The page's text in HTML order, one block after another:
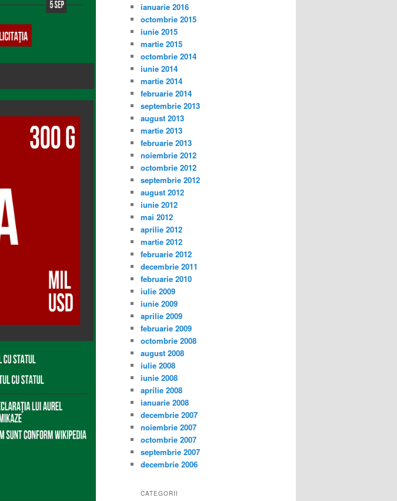
ianuarie 2016
octombrie 2015
iunie 2015
martie 2015
octombrie 2014
iunie 2014
martie 2014
februarie 2014
septembrie 2013
august 2013
martie 2013
februarie 2013
noiembrie 2012
octombrie 2012
septembrie 2012
august 2012
iunie 2012
mai 2012
aprilie 2012
martie 2012
februarie 2012
decembrie 2011
februarie 2010
iulie 2009
iunie 2009
aprilie 2009
februarie 2009
octombrie 2008
august 2008
iulie 2008
iunie 2008
aprilie 2008
ianuarie 2008
decembrie 2007
noiembrie 2007
octombrie 2007
septembrie 2007
decembrie 2006
CATEGORII